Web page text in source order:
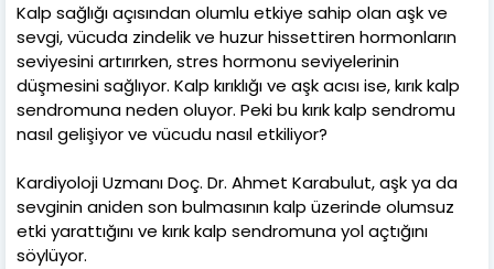
Kalp sağlığı açısından olumlu etkiye sahip olan aşk ve
sevgi, vücuda zindelik ve huzur hissettiren hormonların
seviyesini artırırken, stres hormonu seviyelerinin
düşmesini sağlıyor. Kalp kırıklığı ve aşk acısı ise, kırık kalp
sendromuna neden oluyor. Peki bu kırık kalp sendromu
nasıl gelişiyor ve vücudu nasıl etkiliyor?
Kardiyoloji Uzmanı Doç. Dr. Ahmet Karabulut, aşk ya da
sevginin aniden son bulmasının kalp üzerinde olumsuz
etki yarattığını ve kırık kalp sendromuna yol açtığını
söylüyor.